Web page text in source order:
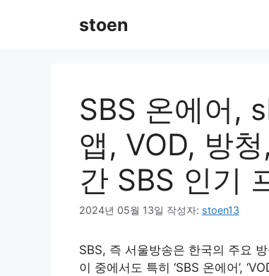
stoen
SBS 온에어,
앱, VOD, 방
간 SBS 인기
2024년 05월 13일 작성자: stoen13
SBS, 즉 서울방송은 한국의 주요
이 중에서도 특히 ‘SBS 온에어’,